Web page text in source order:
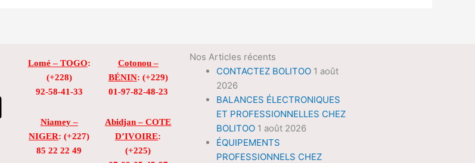
Lomé – TOGO:
(+228)
92-58-41-33
Niamey –
NIGER: (+227)
85 22 22 49
Cotonou –
BÉNIN: (+229)
01-97-82-48-23
Abidjan – COTE
D’IVOIRE:
(+225)
Nos Articles récents
CONTACTEZ BOLITOO 1 août
2026
BALANCES ÉLECTRONIQUES
ET PROFESSIONNELLES CHEZ
BOLITOO 1 août 2026
ÉQUIPEMENTS
PROFESSIONNELS CHEZ